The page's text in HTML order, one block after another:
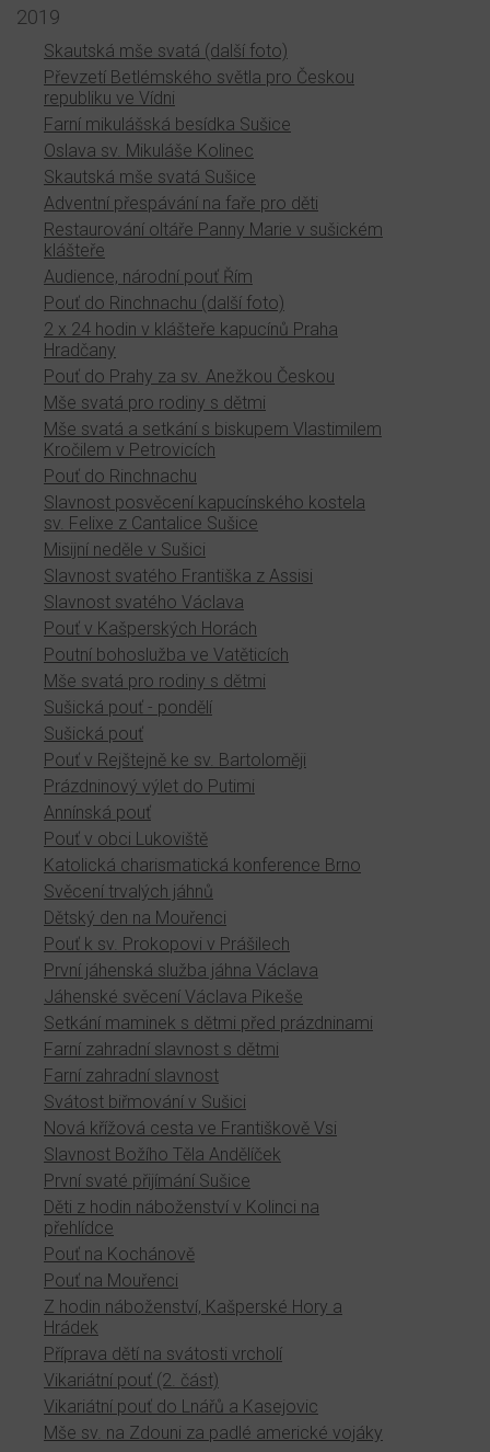
2019
Skautská mše svatá (další foto)
Převzetí Betlémského světla pro Českou
republiku ve Vídni
Farní mikulášská besídka Sušice
Oslava sv. Mikuláše Kolinec
Skautská mše svatá Sušice
Adventní přespávání na faře pro děti
Restaurování oltáře Panny Marie v sušickém
klášteře
Audience, národní pouť Řím
Pouť do Rinchnachu (další foto)
2 x 24 hodin v klášteře kapucínů Praha
Hradčany
Pouť do Prahy za sv. Anežkou Českou
Mše svatá pro rodiny s dětmi
Mše svatá a setkání s biskupem Vlastimilem
Kročilem v Petrovicích
Pouť do Rinchnachu
Slavnost posvěcení kapucínského kostela
sv. Felixe z Cantalice Sušice
Misijní neděle v Sušici
Slavnost svatého Františka z Assisi
Slavnost svatého Václava
Pouť v Kašperských Horách
Poutní bohoslužba ve Vatěticích
Mše svatá pro rodiny s dětmi
Sušická pouť - pondělí
Sušická pouť
Pouť v Rejštejně ke sv. Bartoloměji
Prázdninový výlet do Putimi
Annínská pouť
Pouť v obci Lukoviště
Katolická charismatická konference Brno
Svěcení trvalých jáhnů
Dětský den na Mouřenci
Pouť k sv. Prokopovi v Prášilech
První jáhenská služba jáhna Václava
Jáhenské svěcení Václava Pikeše
Setkání maminek s dětmi před prázdninami
Farní zahradní slavnost s dětmi
Farní zahradní slavnost
Svátost biřmování v Sušici
Nová křížová cesta ve Františkově Vsi
Slavnost Božího Těla Andělíček
První svaté přijímání Sušice
Děti z hodin náboženství v Kolinci na
přehlídce
Pouť na Kochánově
Pouť na Mouřenci
Z hodin náboženství, Kašperské Hory a
Hrádek
Příprava dětí na svátosti vrcholí
Vikariátní pouť (2. část)
Vikariátní pouť do Lnářů a Kasejovic
Mše sv. na Zdouni za padlé americké vojáky